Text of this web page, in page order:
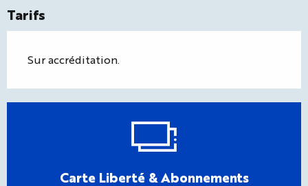
Tarifs
Sur accréditation.
Carte Liberté & Abonnements